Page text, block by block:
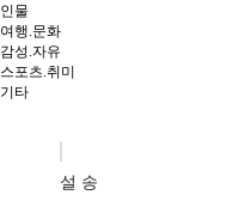
인물
여행.문화
감성.자유
스포츠.취미
기타
설 송